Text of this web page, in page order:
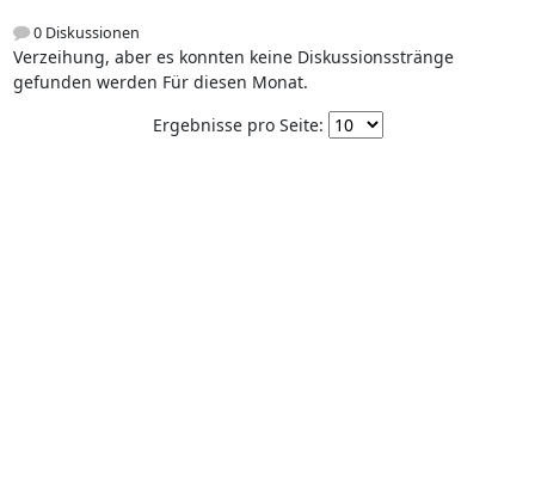
0 Diskussionen
Verzeihung, aber es konnten keine Diskussionsstränge
gefunden werden Für diesen Monat.
Ergebnisse pro Seite: